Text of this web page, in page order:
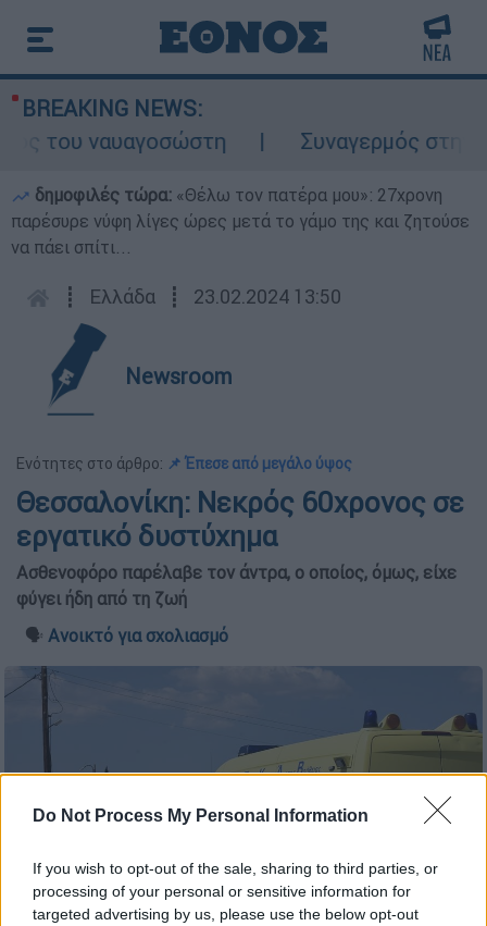
Do Not Process My Personal Information
If you wish to opt-out of the sale, sharing to third parties, or
processing of your personal or sensitive information for
targeted advertising by us, please use the below opt-out
BREAKING NEWS:
του ναυαγοσώστη
Συναγερμός στην
δημοφιλές τώρα: «Θέλω τον πατέρα μου»: 27χρονη
παρέσυρε νύφη λίγες ώρες μετά το γάμο της και ζητούσε
να πάει σπίτι...
┋ Ελλάδα ┋ 23.02.2024 13:50
Newsroom
Ενότητες στο άρθρο: 📌 Έπεσε από μεγάλο ύψος
Θεσσαλονίκη: Νεκρός 60χρονος σε
εργατικό δυστύχημα
Ασθενοφόρο παρέλαβε τον άντρα, ο οποίος, όμως, είχε
φύγει ήδη από τη ζωή
🗣️ Ανοικτό για σχολιασμό